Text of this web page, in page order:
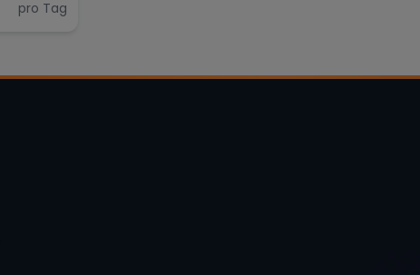
pro Tag